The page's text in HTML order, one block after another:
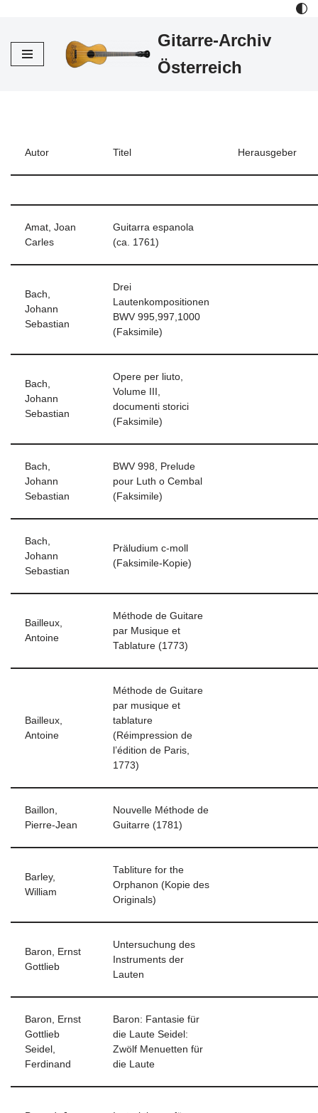
Inhalt
Gitarre-Archiv
Österreich
Autor Titel Herausgeber
Amat, Joan
Carles
Guitarra espanola
(ca. 1761)
Bach,
Johann
Sebastian
Drei
Lautenkompositionen
BWV 995,997,1000
(Faksimile)
Bach,
Johann
Sebastian
Opere per liuto,
Volume III,
documenti storici
(Faksimile)
Bach,
Johann
Sebastian
BWV 998, Prelude
pour Luth o Cembal
(Faksimile)
Bach,
Johann
Sebastian
Präludium c-moll
(Faksimile-Kopie)
Bailleux,
Antoine
Méthode de Guitare
par Musique et
Tablature (1773)
Bailleux,
Antoine
Méthode de Guitare
par musique et
tablature
(Réimpression de
l’édition de Paris,
1773)
Baillon,
Pierre-Jean
Nouvelle Méthode de
Guitarre (1781)
Barley,
William
Tabliture for the
Orphanon (Kopie des
Originals)
Baron, Ernst
Gottlieb
Untersuchung des
Instruments der
Lauten
Baron, Ernst
Gottlieb
Seidel,
Ferdinand
Baron: Fantasie für
die Laute Seidel:
Zwölf Menuetten für
die Laute